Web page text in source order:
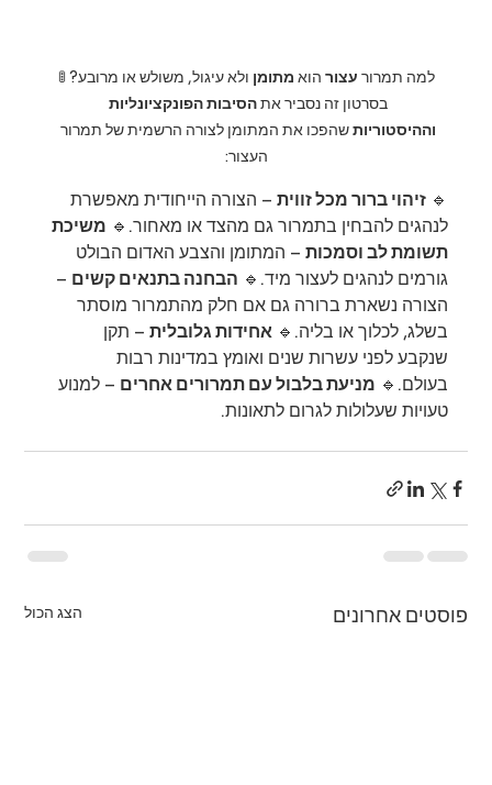
למה תמרור עצור הוא מתומן ולא עיגול, משולש או מרובע? 🚦
בסרטון זה נסביר את הסיבות הפונקציונליות
וההיסטוריות שהפכו את המתומן לצורה הרשמית של תמרור
העצור:
🔹 זיהוי ברור מכל זווית – הצורה הייחודית מאפשרת
לנהגים להבחין בתמרור גם מהצד או מאחור.🔹 משיכת
תשומת לב וסמכות – המתומן והצבע האדום הבולט
גורמים לנהגים לעצור מיד.🔹 הבחנה בתנאים קשים –
הצורה נשארת ברורה גם אם חלק מהתמרור מוסתר
בשלג, לכלוך או בליה.🔹 אחידות גלובלית – תקן
שנקבע לפני עשרות שנים ואומץ במדינות רבות
בעולם.🔹 מניעת בלבול עם תמרורים אחרים – למנוע
טעויות שעלולות לגרום לתאונות.
פוסטים אחרונים הצג הכול